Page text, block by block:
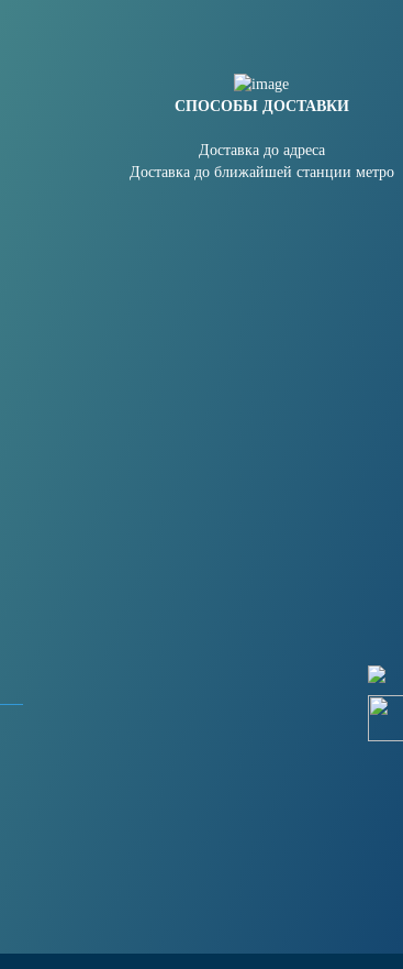
СПОСОБЫ ДОСТАВКИ
Доставка до адреса
Доставка до ближайшей станции метро